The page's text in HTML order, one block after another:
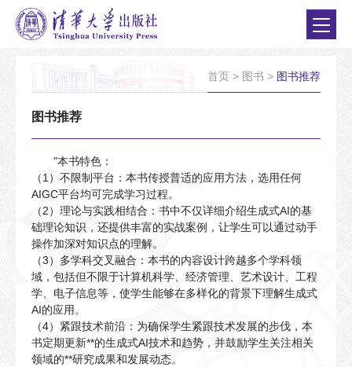
首页 > 图书 > 图书推荐
图书推荐
"本书特色：
（1）不限制平台：本书传授普适的应用方法，选用任何
AIGC平台均可完成学习过程。
（2）理论与实践相结合：书中不仅详细介绍生成式AI的基
础理论知识，还提供丰富的实战案例，让学生可以通过动手
操作加深对知识点的理解。
（3）多学科交叉融合：本书的内容设计跨越多个学科领
域，包括但不限于计算机科学、经济管理、艺术设计、工程
学、电子信息等，使学生能够在多样化的背景下理解生成式
AI的应用。
（4）紧跟技术前沿：为确保学生紧跟技术发展的步伐，本
书定期更新**的生成式AI技术和趋势，并鼓励学生关注相关
领域的**研究成果和发展动态。